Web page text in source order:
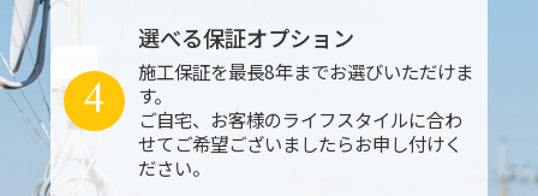
選べる保証オプション
施工保証を最長8年までお選びいただけま
す。
ご自宅、お客様のライフスタイルに合わ
せてご希望ございましたらお申し付けく
ださい。
4